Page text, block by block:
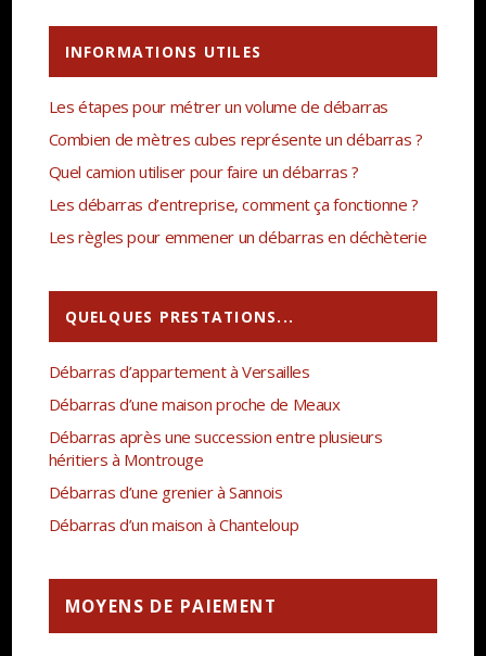
INFORMATIONS UTILES
Les étapes pour métrer un volume de débarras
Combien de mètres cubes représente un débarras ?
Quel camion utiliser pour faire un débarras ?
Les débarras d’entreprise, comment ça fonctionne ?
Les règles pour emmener un débarras en déchèterie
QUELQUES PRESTATIONS...
Débarras d’appartement à Versailles
Débarras d’une maison proche de Meaux
Débarras après une succession entre plusieurs
héritiers à Montrouge
Débarras d’une grenier à Sannois
Débarras d’un maison à Chanteloup
MOYENS DE PAIEMENT